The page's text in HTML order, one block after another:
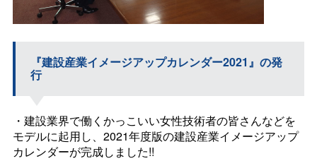
『建設産業イメージアップカレンダー2021』の発
行
・建設業界で働くかっこいい女性技術者の皆さんなどを
モデルに起用し、2021年度版の建設産業イメージアップ
カレンダーが完成しました!!